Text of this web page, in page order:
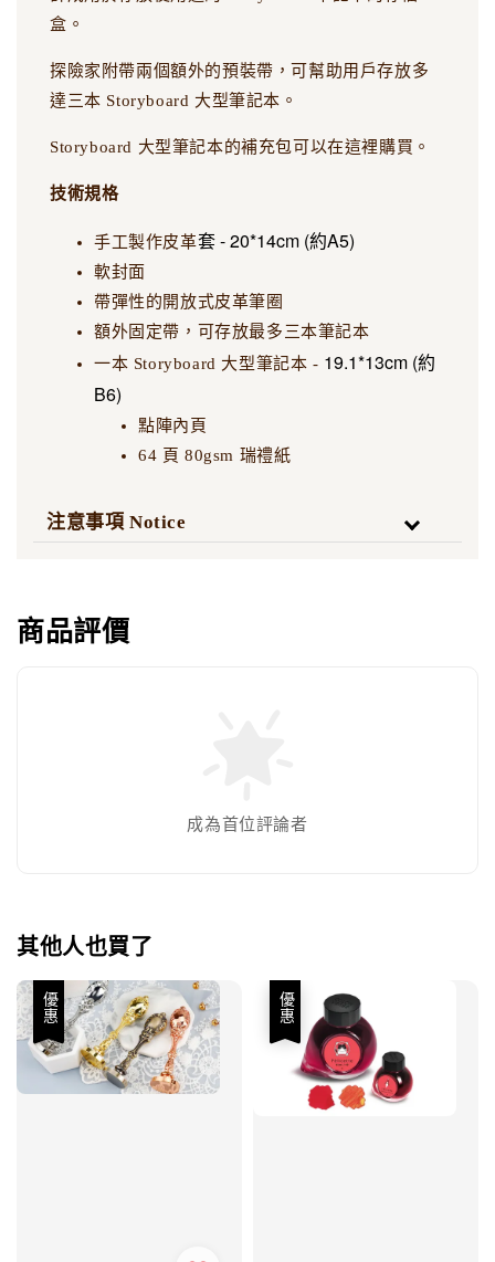
盒。
探險家附帶兩個額外的預裝帶，可幫助用戶存放多
達三本 Storyboard 大型筆記本。
Storyboard 大型筆記本的補充包可以在這裡購買。
技術規格
手工製作皮革套 - 20*14cm (約A5)
軟封面
帶彈性的開放式皮革筆圈
額外固定帶，可存放最多三本筆記本
一本 Storyboard 大型筆記本 - 19.1*13cm (約
B6)
點陣內頁
64 頁 80gsm 瑞禮紙
注意事項 Notice
商品評價
成為首位評論者
其他人也買了
優惠 優惠